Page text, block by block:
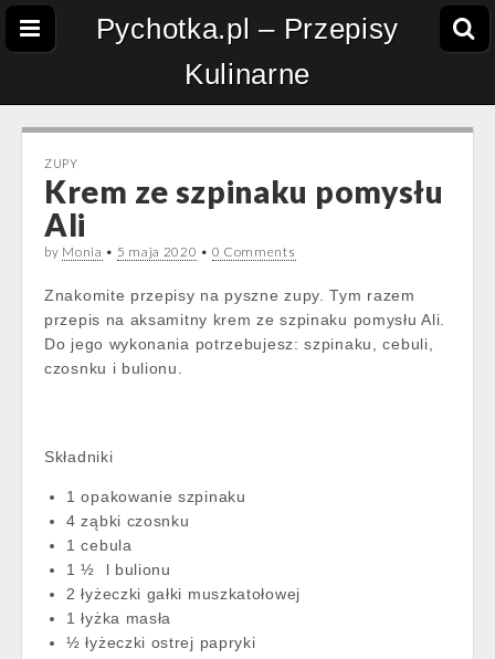
Pychotka.pl – Przepisy
Kulinarne
ZUPY
Krem ze szpinaku pomysłu
Ali
by Monia • 5 maja 2020 • 0 Comments
Znakomite przepisy na pyszne zupy. Tym razem
przepis na aksamitny krem ze szpinaku pomysłu Ali.
Do jego wykonania potrzebujesz: szpinaku, cebuli,
czosnku i bulionu.
Składniki
1 opakowanie szpinaku
4 ząbki czosnku
1 cebula
1 ½ l bulionu
2 łyżeczki gałki muszkatołowej
1 łyżka masła
½ łyżeczki ostrej papryki